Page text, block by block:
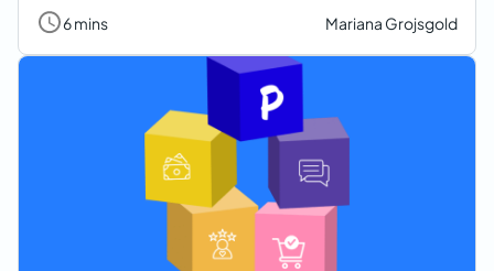
6 mins Mariana Grojsgold